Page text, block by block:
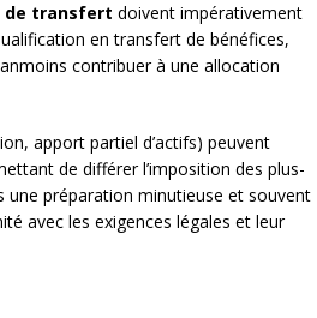
de transfert doivent impérativement
en transfert de bénéfices,
contribuer à une allocation
apport partiel d’actifs) peuvent
de différer l’imposition des plus-
préparation minutieuse et souvent
avec les exigences légales et leur